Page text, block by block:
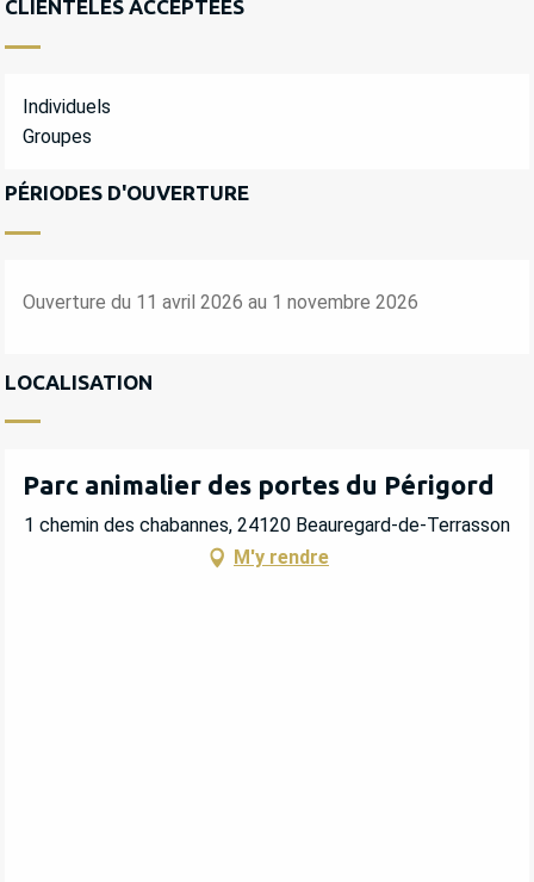
CLIENTÈLES ACCEPTÉES
Individuels
Groupes
PÉRIODES D'OUVERTURE
Ouverture du 11 avril 2026 au 1 novembre 2026
LOCALISATION
Parc animalier des portes du Périgord
1 chemin des chabannes, 24120 Beauregard-de-Terrasson
M'y rendre